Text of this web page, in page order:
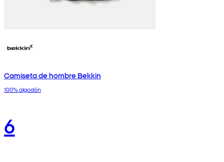
Camiseta de hombre Bekkin
100% algodón
6